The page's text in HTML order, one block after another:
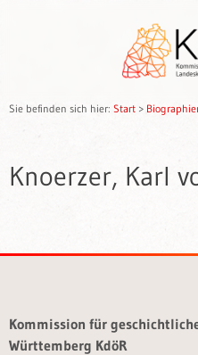
Sie befinden sich hier: Start >
Knoerzer, Karl
Kommission für
Württemberg KdöR